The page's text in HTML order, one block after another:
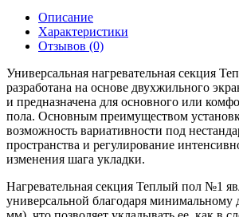
Описание
Характеристики
Отзывов (0)
Универсальная нагревательная секция
разработана на основе двухжильного
и предназначена для основного или
пола. Основным преимуществом
возможность вариативности под
пространства и регулирование
изменения шага укладки.
Нагревательная секция Теплый пол №1
универсальной благодаря минимальному